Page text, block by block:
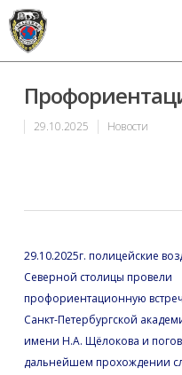
29.10.2025 Новости
29.10.2025г. полицейские
Северной столицы провели
профориентационную
Санкт-Петербургской
имени Н.А. Щёлокова и
дальнейшем прохождении